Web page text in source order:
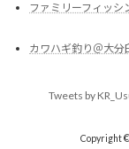
ファミリーフィッシ
カワハギ釣り＠大分
Tweets by
Copyright